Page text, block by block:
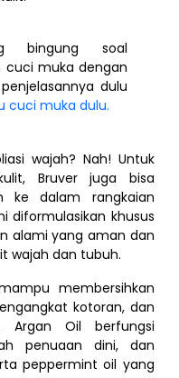
bingung soal
cuci muka dengan
dulu
cuci muka dulu.
wajah? Nah! Untuk
Bruver juga bisa
ke dalam rangkaian
diformulasikan khusus
alami yang aman dan
wajah dan tubuh.
membersihkan
kotoran, dan
Argan Oil berfungsi
penuaan dini, dan
peppermint oil yang